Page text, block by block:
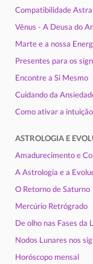
Compatibilidade
Vênus - A Deusa do
Marte e a nossa
Presentes para os
Encontre a Si Mesmo
Cuidando da
Como ativar a intuição
ASTROLOGIA E
Amadurecimento e
A Astrologia e a
O Retorno de Saturno
Mercúrio Retrógrado
De olho nas Fases da
Nodos Lunares nos
Horóscopo mensal